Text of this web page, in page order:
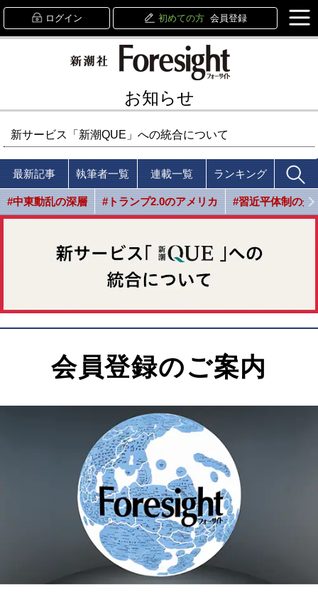
ログイン 初めての方 会員登録
お知らせ
新サービス「新潮QUE」への統合について
最新記事 執筆者一覧 連載一覧 ランキング
#中東動乱の深層 #トランプ2.0のアメリカ #習近平体制の光
会員登録のご案内